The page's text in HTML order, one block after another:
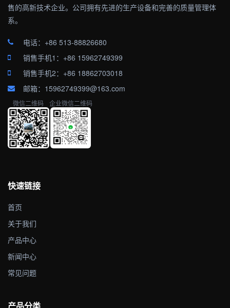
售的高新技术企业。公司拥有先进的生产设备和完善的质量管理体
系。
电话：+86 513-88826680
销售手机1：+86 15962749399
销售手机2：+86 18862703018
邮箱：15962749399@163.com
微信二维码 企业微信二维码
快速链接
首页
关于我们
产品中心
新闻中心
常见问题